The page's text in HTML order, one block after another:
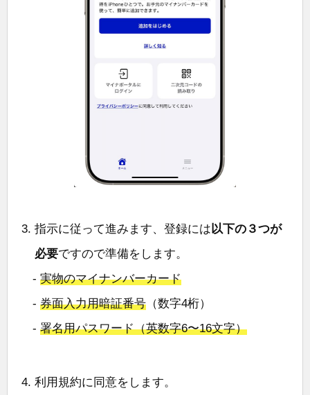
指示に従って進みます、登録には 以下の３つが
必要ですので準備をします。
- 実物のマイナンバーカード
- 券面入力用暗証番号 （数字4桁）
- 署名用パスワード（英数字6〜16文字）
利用規約に同意をします。